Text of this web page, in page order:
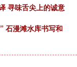
寻味舌尖上的诚意
石漫滩水库书写和